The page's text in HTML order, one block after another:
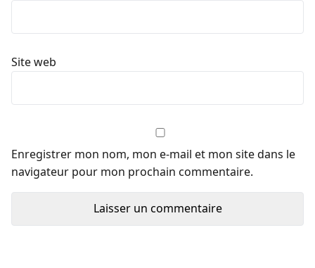
Site web
Enregistrer mon nom, mon e-mail et mon site dans le
navigateur pour mon prochain commentaire.